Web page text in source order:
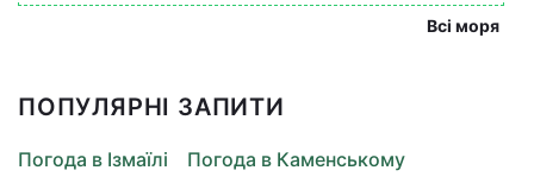
Всі моря
ПОПУЛЯРНІ ЗАПИТИ
Погода в Ізмаїлі
Погода в Каменському